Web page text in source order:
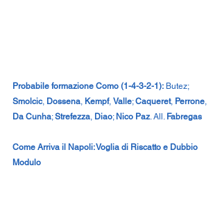
Probabile formazione Como (1-4-3-2-1): Butez;
Smolcic, Dossena, Kempf, Valle; Caqueret, Perrone,
Da Cunha; Strefezza, Diao; Nico Paz. All. Fabregas
Come Arriva il Napoli: Voglia di Riscatto e Dubbio
Modulo